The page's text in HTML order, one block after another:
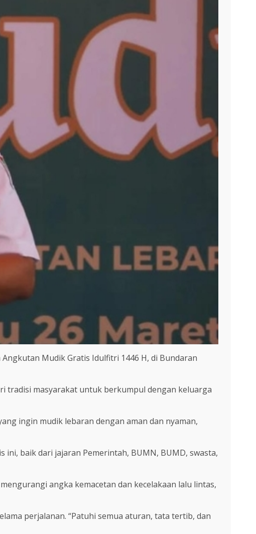
Mudik Gratis Idulfitri 1446 H, di Bundaran
tradisi masyarakat untuk berkumpul dengan keluarga
ingin mudik lebaran dengan aman dan nyaman,
baik dari jajaran Pemerintah, BUMN, BUMD, swasta,
angka kemacetan dan kecelakaan lalu lintas,
perjalanan. “Patuhi semua aturan, tata tertib, dan